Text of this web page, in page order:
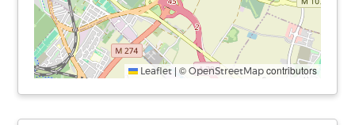
Leaflet | © OpenStreetMapcontributors